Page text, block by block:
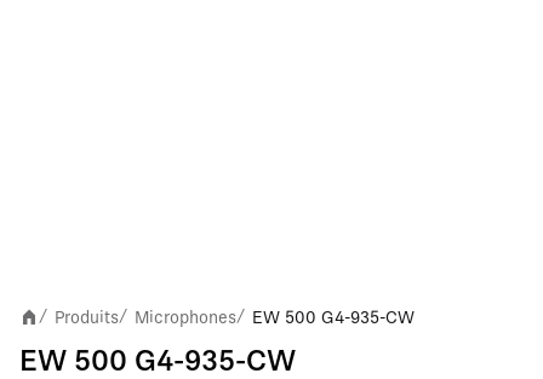
/ Produits/ Microphones/ EW 500 G4-935-CW
EW 500 G4-935-CW